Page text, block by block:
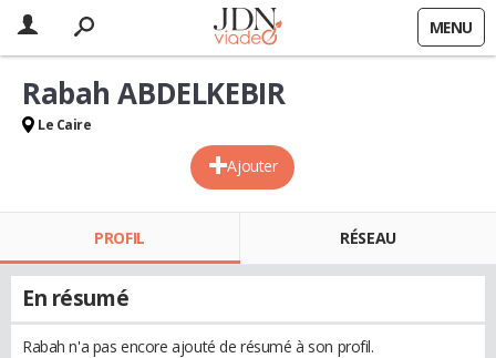
MENU
Ajouter
Rabah ABDELKEBIR
Le Caire
PROFIL RÉSEAU
En résumé
Rabah n'a pas encore ajouté de résumé à son profil.